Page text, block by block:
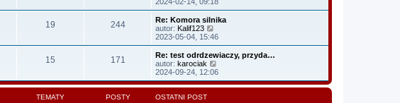
t
z
y
p
o
j
n
o
s
z
y
o
s
t
n
a
j
o
w
s
z
ś
n
n
19 244
Re: Komora silnika
autor: Kalif123
y
ś
w
i
e
l
2023-05-04, 15:46
15 171
Re: test odrdzewiaczy, przyda…
autor: karociak
y
ś
w
2024-09-24, 12:06
TEMATY POSTY OSTATNI POST